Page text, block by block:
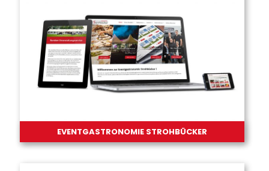
EVENTGASTRONOMIE STROHBÜCKER